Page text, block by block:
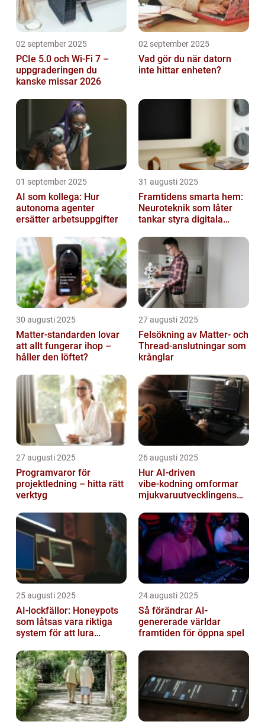
02 september 2025
PCIe 5.0 och Wi-Fi 7 –
uppgraderingen du
kanske missar 2026
02 september 2025
Vad gör du när datorn
inte hittar enheten?
01 september 2025
AI som kollega: Hur
autonoma agenter
ersätter arbetsuppgifter
31 augusti 2025
Framtidens smarta hem:
Neuroteknik som låter
tankar styra digitala
30 augusti 2025
Matter-standarden lovar
att allt fungerar ihop –
håller den löftet?
27 augusti 2025
Felsökning av Matter‑ och
Thread‑anslutningar som
krånglar
27 augusti 2025
Programvaror för
projektledning – hitta rätt
verktyg
26 augusti 2025
Hur AI‑driven
vibe‑kodning omformar
mjukvaruutvecklingens
25 augusti 2025
AI-lockfällor: Honeypots
som låtsas vara riktiga
system för att lura
24 augusti 2025
Så förändrar AI-
genererade världar
framtiden för öppna spel